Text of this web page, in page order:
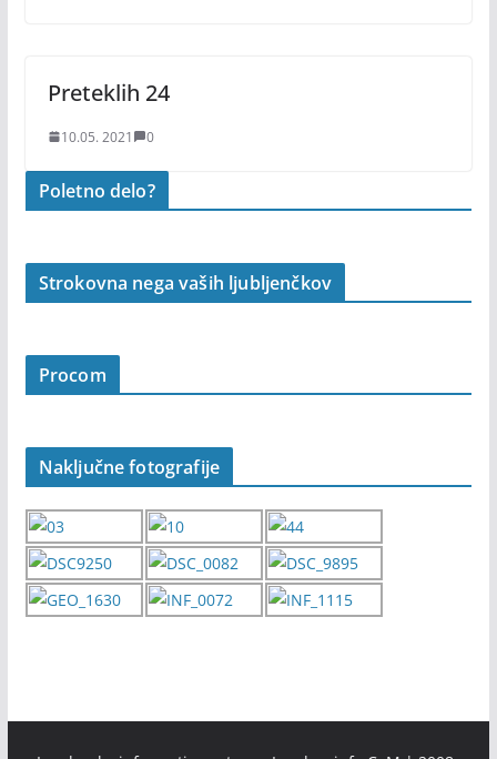
Preteklih 24
10.05. 2021 0
Poletno delo?
Strokovna nega vaših ljubljenčkov
Procom
Naključne fotografije